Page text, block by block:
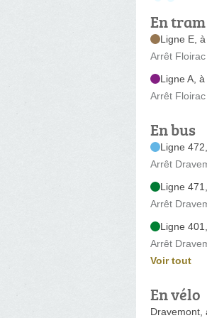
En tram
Ligne E,
Arrêt
Ligne A,
Arrêt
En bus
Ligne
Arrêt
Ligne
Arrêt
Ligne
Arrêt
Voir tout
En vélo
Dravemont,